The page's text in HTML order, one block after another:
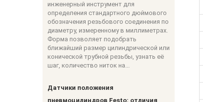
инженерный инструмент для
определения стандартного дюймового
обозначения резьбового соединения по
диаметру, измеренному в миллиметрах.
Форма позволяет подобрать
ближайший размер цилиндрической или
конической трубной резьбы, узнать её
шаг, количество ниток на...
Датчики положения
пневмоцилиндров Festo: отличия